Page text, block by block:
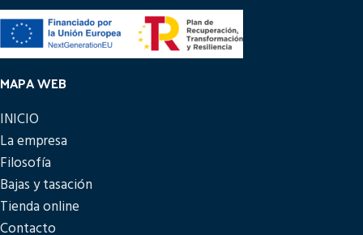
MAPA WEB
INICIO
La empresa
Filosofía
Bajas y tasación
Tienda online
Contacto